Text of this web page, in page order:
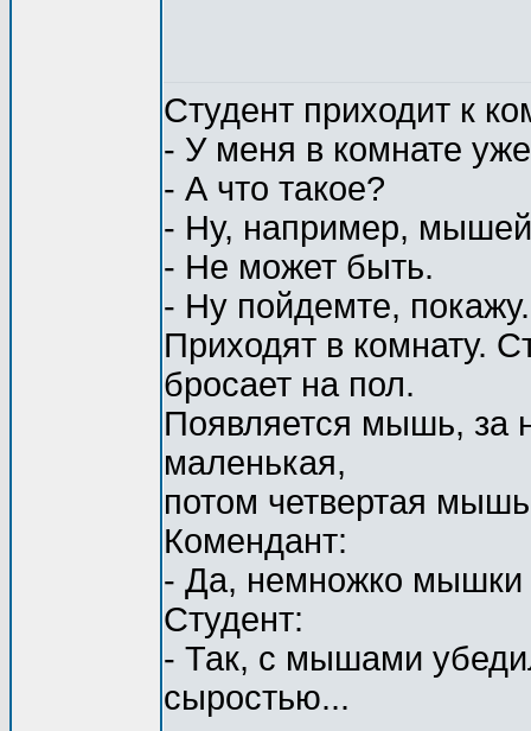
Студент приходит к
- У меня в комнате
- А что такое?
- Ну, например,
- Не может быть.
- Ну пойдемте, покажу.
Приходят в комнату.
бросает на пол.
Появляется мышь, за
маленькая,
потом четвертая
Комендант:
- Да, немножко мышки
Студент:
- Так, с мышами
сыростью...